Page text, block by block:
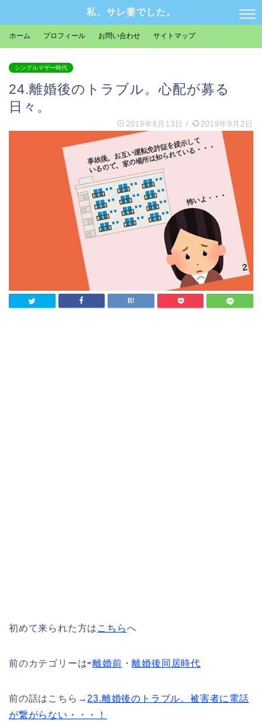
私、サレ妻でした。
ホーム プロフィール お問い合わせ サイトマップ
シングルマザー時代
24.離婚後のトラブル。心配が募る
日々。
2019年8月13日 / 2019年9月2日
初めて来られた方は こちらへ
前のカテゴリーは⇨離婚前 ・離婚後同居時代
前の話はこちら→ 23.離婚後のトラブル。被害者に電話
が繋がらない・・・！